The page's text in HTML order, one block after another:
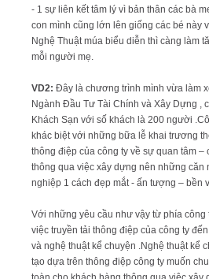
- 1 sự liên kết tâm lý vì bản thân các bà
con mình cũng lớn lên giống các bé này
Nghệ Thuật múa biểu diễn thì càng làm
mỗi người mẹ.
VD2: Đây là chương trình mình vừa làm
Ngành Đầu Tư Tài Chính và Xây Dựng ,
Khách Sạn với số khách là 200 người
khác biệt với những bữa lễ khai trương
thông điệp của công ty về sự quan tâm
thông qua việc xây dựng nên những căn
nghiệp 1 cách đẹp mắt - ấn tượng – bền
Với những yêu cầu như vậy từ phía
việc truyền tải thông điệp của công ty
và nghệ thuật kể chuyện .Nghệ thuật kể
tạo dựa trên thông điệp công ty muốn